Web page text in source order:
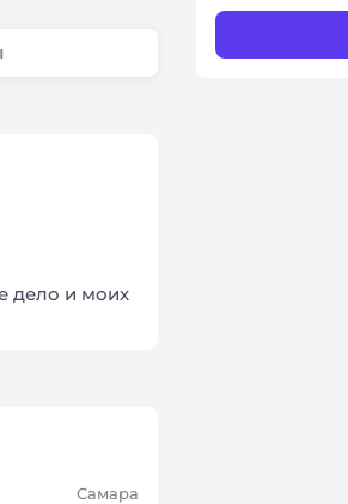
дело и моих
Самара